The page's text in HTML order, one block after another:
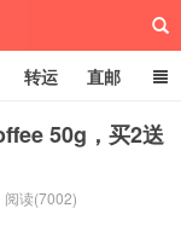
转运 直邮
50g，买2送
阅读(7002)